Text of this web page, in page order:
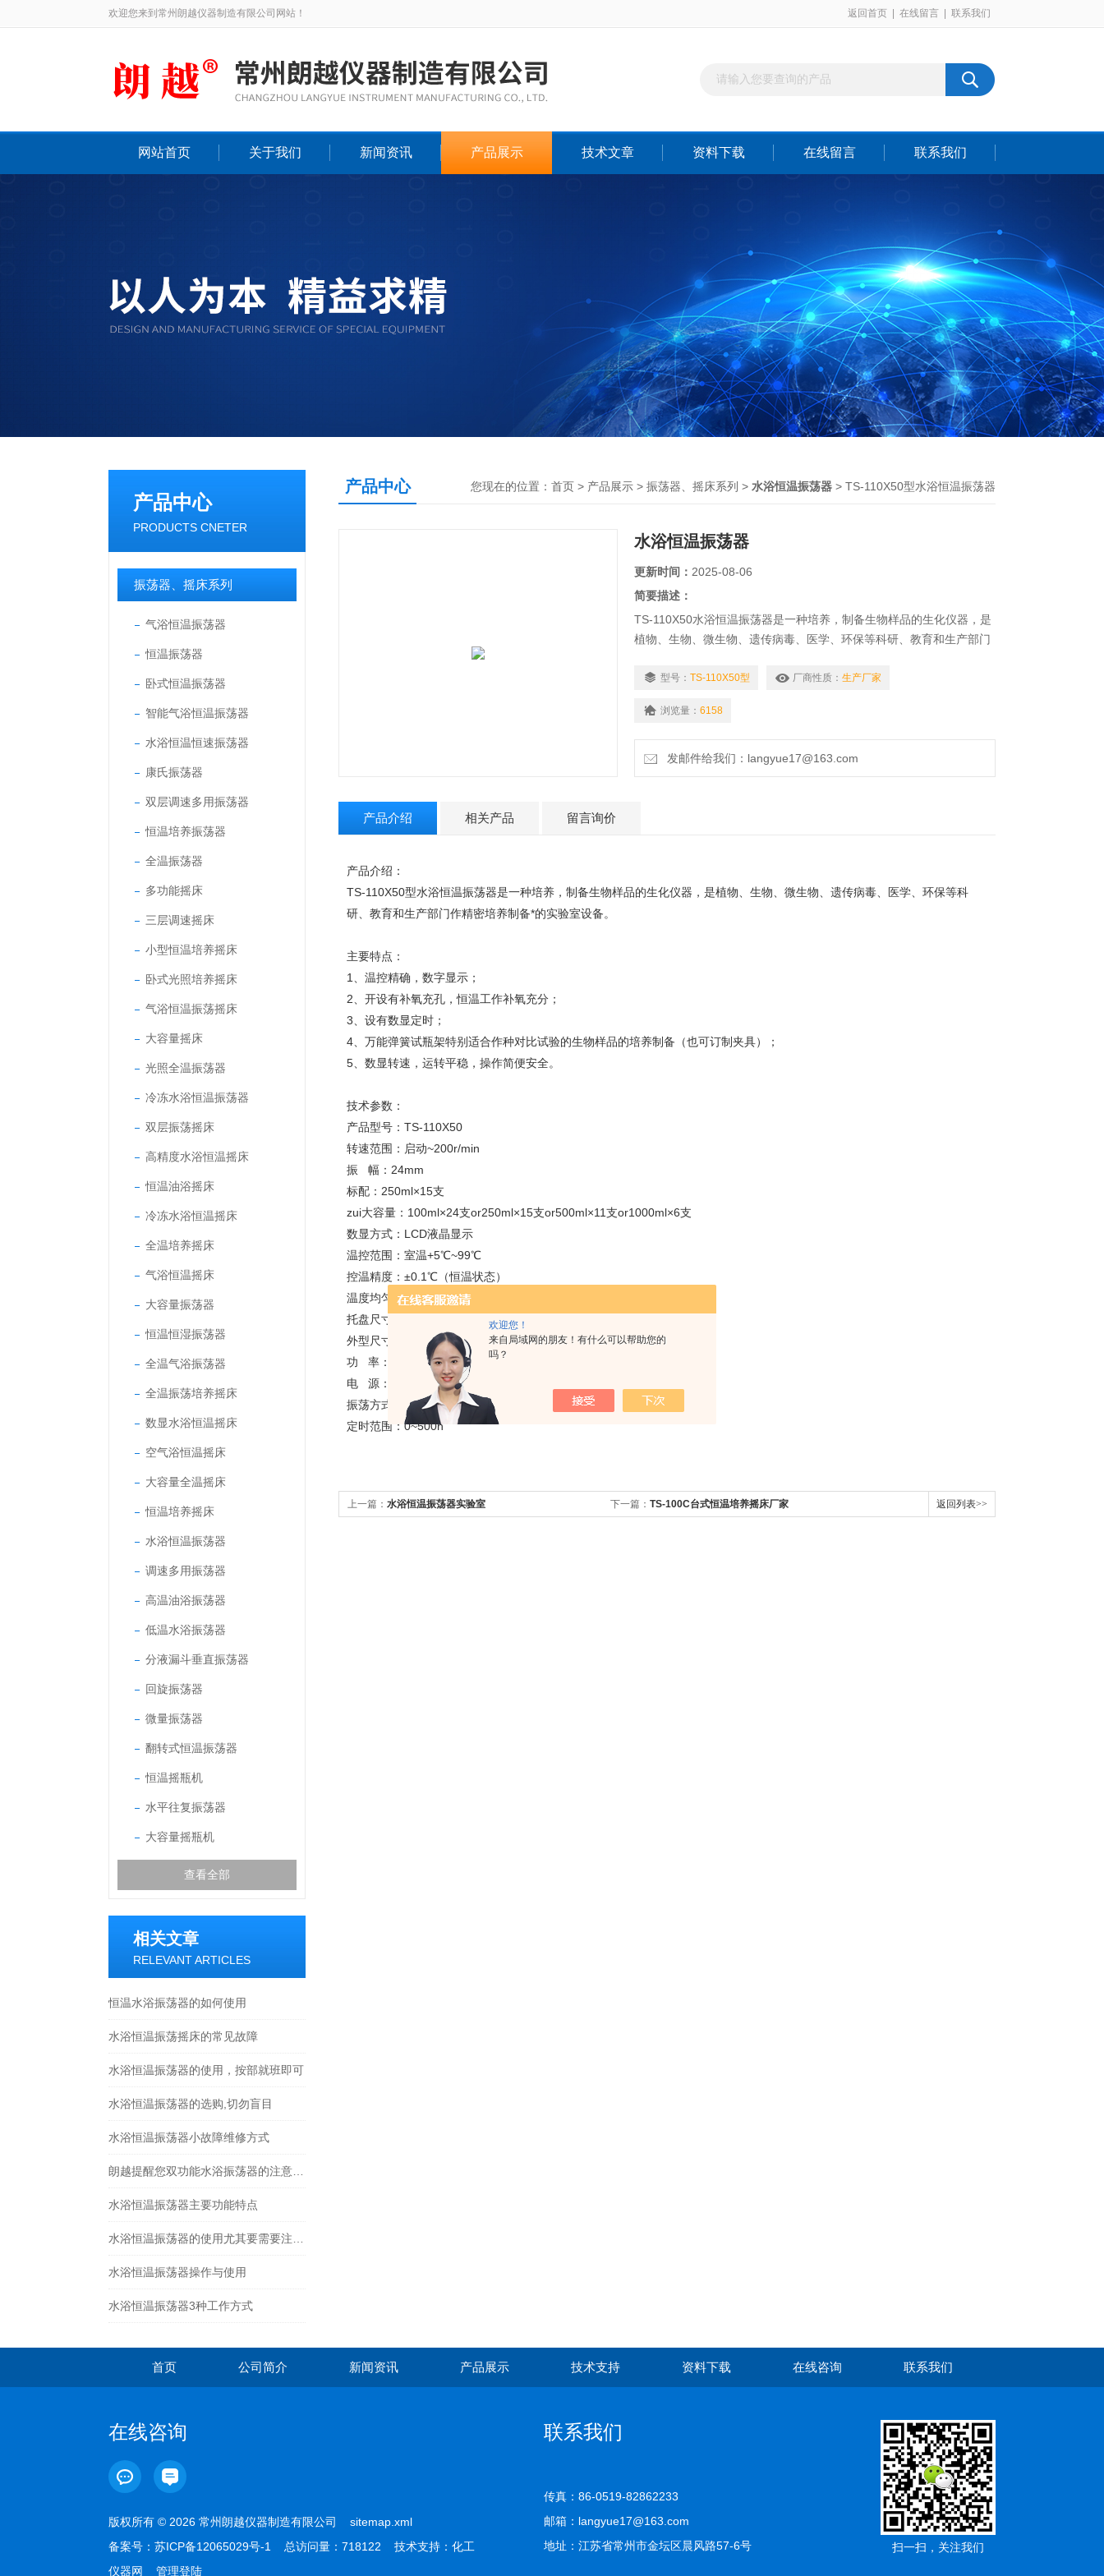
欢迎您！
来自局域网的朋友！有什么可以帮助您的
吗？
欢迎您来到常州朗越仪器制造有限公司网站！ 返回首页 在线留言 联系我们
网站首页 关于我们 新闻资讯 产品展示 技术文章 资料下载 在线留言 联系我们
产品中心
PRODUCTS CNETER
振荡器、摇床系列
气浴恒温振荡器
恒温振荡器
卧式恒温振荡器
智能气浴恒温振荡器
水浴恒温恒速振荡器
康氏振荡器
双层调速多用振荡器
恒温培养振荡器
全温振荡器
多功能摇床
三层调速摇床
小型恒温培养摇床
卧式光照培养摇床
气浴恒温振荡摇床
大容量摇床
光照全温振荡器
冷冻水浴恒温振荡器
双层振荡摇床
高精度水浴恒温摇床
恒温油浴摇床
冷冻水浴恒温摇床
全温培养摇床
气浴恒温摇床
大容量振荡器
恒温恒湿振荡器
全温气浴振荡器
全温振荡培养摇床
数显水浴恒温摇床
空气浴恒温摇床
大容量全温摇床
恒温培养摇床
水浴恒温振荡器
调速多用振荡器
高温油浴振荡器
低温水浴振荡器
分液漏斗垂直振荡器
回旋振荡器
微量振荡器
翻转式恒温振荡器
恒温摇瓶机
水平往复振荡器
大容量摇瓶机
查看全部
相关文章
RELEVANT ARTICLES
恒温水浴振荡器的如何使用
水浴恒温振荡摇床的常见故障
水浴恒温振荡器的使用，按部就班即可
水浴恒温振荡器的选购,切勿盲目
水浴恒温振荡器小故障维修方式
水浴恒温振荡器主要功能特点
水浴恒温振荡器操作与使用
水浴恒温振荡器3种工作方式
产品中心 您现在的位置： 首页 > 产品展示 > 振荡器、摇床系列 > 水浴恒温振荡器 > TS-110X50型水浴恒温振荡器
水浴恒温振荡器
更新时间： 2025-08-06
简要描述：
TS-110X50水浴恒温振荡器是一种培养，制备生物样品的生化仪器，是
植物、生物、微生物、遗传病毒、医学、环保等科研、教育和生产部门
新老客户！
型号： TS-110X50型 厂商性质： 生产厂家
浏览量： 6158
发邮件给我们：langyue17@163.com
产品介绍 相关产品 留言询价
产品介绍：
TS-110X50型水浴恒温振荡器是一种培养，制备生物样品的生化仪器，是植物、生物、微生物、遗传病毒、医学、环保等科
研、教育和生产部门作精密培养制备*的实验室设备。
主要特点：
1、温控精确，数字显示；
2、开设有补氧充孔，恒温工作补氧充分；
3、设有数显定时；
4、万能弹簧试瓶架特别适合作种对比试验的生物样品的培养制备（也可订制夹具）；
5、数显转速，运转平稳，操作简便安全。
技术参数：
产品型号：TS-110X50
转速范围：启动~200r/min
振 幅：24mm
标配：250ml×15支
zui大容量：100ml×24支or250ml×15支or500ml×11支or1000ml×6支
数显方式：LCD液晶显示
温控范围：室温+5℃~99℃
控温精度：±0.1℃（恒温状态）
温度均匀性：±0.2℃（振荡时）
托盘尺寸（mm）：494×316
外型尺寸（mm）：792×408×392
功 率：2100W
电 源：AC220V±10% 50HZ±2%
振荡方式：往复
定时范围：0~500h
上一篇： 水浴恒温振荡器实验室 下一篇： TS-100C台式恒温培养摇床厂家 返回列表>>
首页 公司简介 新闻资讯 产品展示 技术支持 资料下载 在线咨询 联系我们
在线咨询
版权所有 © 2026 常州朗越仪器制造有限公司 sitemap.xml
备案号： 苏ICP备12065029号-1 总访问量：718122 技术支持： 化工
仪器网
管理登陆
联系我们
传真：86-0519-82862233
邮箱：langyue17@163.com
地址：江苏省常州市金坛区晨风路57-6号
扫一扫，关注我们